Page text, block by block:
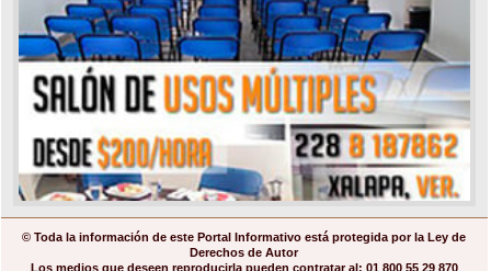
© Toda la información de este Portal Informativo está protegida por la Ley de
Derechos de Autor
Los medios que deseen reproducirla pueden contratar al: 01 800 55 29 870